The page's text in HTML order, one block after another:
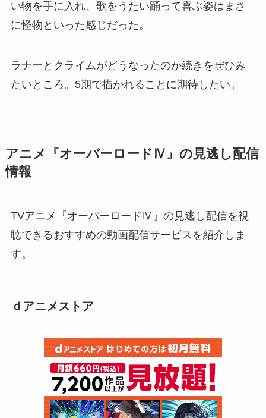
い物を手に入れ、歌をうたい踊って喜ぶ姿はまさ
に怪物といった感じだった。
ラナーとクライムがどうなったのか続きをぜひみ
たいところ。5期で描かれることに期待したい。
アニメ『オーバーロードⅣ』の見逃し配信
情報
TVアニメ『オーバーロードⅣ』の見逃し配信を視
聴できるおすすめの動画配信サービスを紹介しま
す。
ｄアニメストア